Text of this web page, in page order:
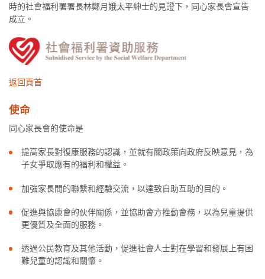
時的社會福利署署長林鄭月娥太平紳士的見證下，同心家長會宣告
成立。
返回頁首
使命
同心家長會的使命是
提高家長對復康服務的認識，並就有關政策向政府反映意見，為
子女爭取應有的福利和權益。
加強家長間的聯繫和經驗交流，以達致自助互助的目的。
促進與協康會的伙伴關係，並協助會方推動會務，以為兒童提供
更優質及全面的服務。
透過公民教育及其他活動，促進社會人士對在學習和發展上有困
難兒童的認識和關懷。